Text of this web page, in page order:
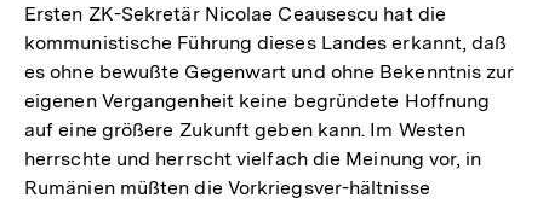
Ersten ZK-Sekretär Nicolae Ceausescu hat die
kommunistische Führung dieses Landes erkannt, daß
es ohne bewußte Gegenwart und ohne Bekenntnis zur
eigenen Vergangenheit keine begründete Hoffnung
auf eine größere Zukunft geben kann. Im Westen
herrschte und herrscht vielfach die Meinung vor, in
Rumänien müßten die Vorkriegsver-hältnisse